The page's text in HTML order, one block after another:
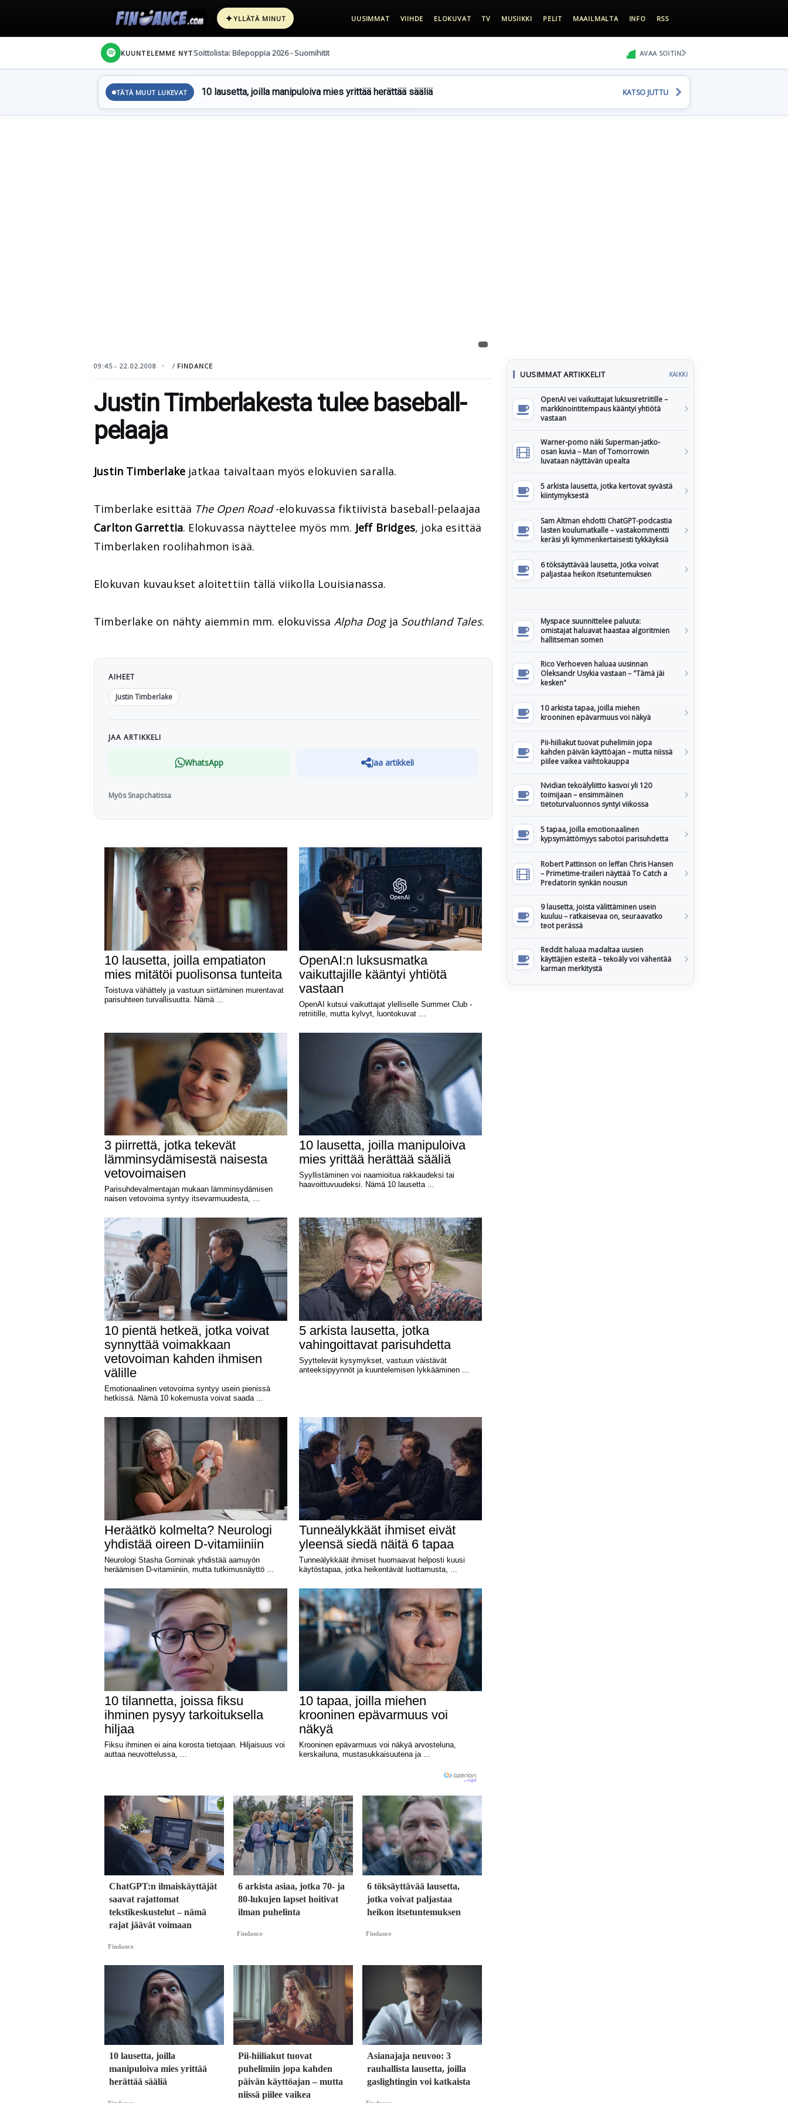
✦YLLÄTÄ MINUT UUSIMMAT VIIHDE ELOKUVAT TV MUSIIKKI PELIT MAAILMALTA INFO RSS
KUUNTELEMME NYT Soittolista: Bilepoppia 2026 - Suomihitit AVAA SOITIN
TÄTÄ MUUT LUKEVAT 10 lausetta, joilla manipuloiva mies yrittää herättää sääliä KATSO JUTTU
09:45 - 22.02.2008 / FINDANCE
Justin Timberlakesta tulee baseball-
pelaaja
Justin Timberlake jatkaa taivaltaan myös elokuvien saralla.
Timberlake esittää The Open Road-elokuvassa fiktiivistä baseball-pelaajaa
Carlton Garrettia. Elokuvassa näyttelee myös mm. Jeff Bridges, joka esittää
Timberlaken roolihahmon isää.
Elokuvan kuvaukset aloitettiin tällä viikolla Louisianassa.
Timberlake on nähty aiemmin mm. elokuvissa Alpha Dogja Southland Tales.
AIHEET
Justin Timberlake
JAA ARTIKKELI
WhatsApp Jaa artikkeli
Myös Snapchatissa
ChatGPT:n ilmaiskäyttäjät
saavat rajattomat
tekstikeskustelut – nämä
rajat jäävät voimaan
Findance
6 arkista asiaa, jotka 70- ja
80-lukujen lapset hoitivat
ilman puhelinta
Findance
6 töksäyttävää lausetta,
jotka voivat paljastaa
heikon itsetuntemuksen
Findance
10 lausetta, joilla
manipuloiva mies yrittää
herättää sääliä
Pii-hiiliakut tuovat
puhelimiin jopa kahden
päivän käyttöajan – mutta
niissä piilee vaikea
Asianajaja neuvoo: 3
rauhallista lausetta, joilla
gaslightingin voi katkaista
UUSIMMAT ARTIKKELIT KAIKKI
OpenAI vei vaikuttajat luksusretriitille –
markkinointitempaus kääntyi yhtiötä
vastaan
Warner-pomo näki Superman-jatko-
osan kuvia – Man of Tomorrowin
luvataan näyttävän upealta
5 arkista lausetta, jotka kertovat syvästä
kiintymyksestä
Sam Altman ehdotti ChatGPT-podcastia
lasten koulumatkalle – vastakommentti
keräsi yli kymmenkertaisesti tykkäyksiä
6 töksäyttävää lausetta, jotka voivat
paljastaa heikon itsetuntemuksen
Myspace suunnittelee paluuta:
omistajat haluavat haastaa algoritmien
hallitseman somen
Rico Verhoeven haluaa uusinnan
Oleksandr Usykia vastaan – "Tämä jäi
kesken"
10 arkista tapaa, joilla miehen
krooninen epävarmuus voi näkyä
Pii-hiiliakut tuovat puhelimiin jopa
kahden päivän käyttöajan – mutta niissä
piilee vaikea vaihtokauppa
Nvidian tekoälyliitto kasvoi yli 120
toimijaan – ensimmäinen
tietoturvaluonnos syntyi viikossa
5 tapaa, joilla emotionaalinen
kypsymättömyys sabotoi parisuhdetta
Robert Pattinson on leffan Chris Hansen
– Primetime-traileri näyttää To Catch a
Predatorin synkän nousun
9 lausetta, joista välittäminen usein
kuuluu – ratkaisevaa on, seuraavatko
teot perässä
Reddit haluaa madaltaa uusien
käyttäjien esteitä – tekoäly voi vähentää
karman merkitystä